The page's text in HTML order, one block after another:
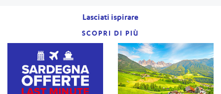
Lasciati ispirare
SCOPRI DI PIÙ